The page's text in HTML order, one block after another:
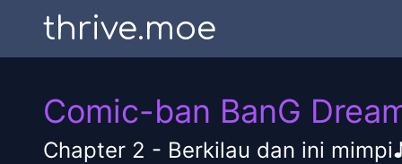
thrive.moe
Comic-ban BanG
Chapter 2 - Berkilau dan ini